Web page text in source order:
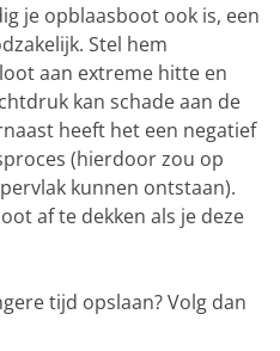
je opblaasboot ook is, een
Stel hem
aan extreme hitte en
kan schade aan de
heeft het een negatief
(hierdoor zou op
kunnen ontstaan).
af te dekken als je deze
tijd opslaan? Volg dan